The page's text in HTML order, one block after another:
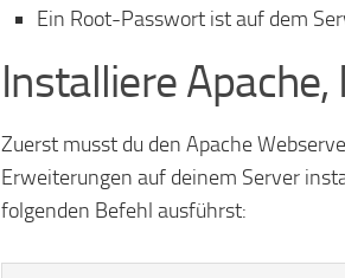
Ein Root-Passwort ist auf dem
Installiere
Zuerst musst du den Apache
Erweiterungen auf deinem Server
folgenden Befehl ausführst: